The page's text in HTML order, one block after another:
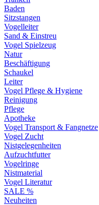
Baden
Sitzstangen
Vogelleiter
Sand & Einstreu
Vogel Spielzeug
Natur
Beschäftigung
Schaukel
Leiter
Vogel Pflege & Hygiene
Reinigung
Pflege
Apotheke
Vogel Transport & Fangnetze
Vogel Zucht
Nistgelegenheiten
Aufzuchtfutter
Vogelringe
Nistmaterial
Vogel Literatur
SALE %
Neuheiten